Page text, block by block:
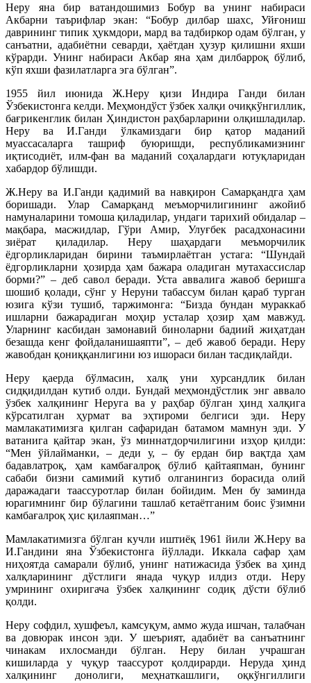
Неру яна бир ватандошимиз Бобур ва унинг набираси
Акбарни таърифлар экан: “Бобур дилбар шахс, Уйғониш
даврининг типик ҳукмдори, мард ва тадбиркор одам бўлган, у
санъатни, адабиётни севарди, ҳаётдан ҳузур қилишни яхши
кўрарди. Унинг набираси Акбар яна ҳам дилбарроқ бўлиб,
кўп яхши фазилатларга эга бўлган”.
1955 йил июнида Ж.Неру қизи Индира Ганди билан
Ўзбекистонга келди. Меҳмондўст ўзбек халқи очиқкўнгиллик,
бағрикенглик билан Ҳиндистон раҳбарларини олқишладилар.
Неру ва И.Ганди ўлкамиздаги бир қатор маданий
муассасаларга ташриф буюришди, республикамизнинг
иқтисодиёт, илм-фан ва маданий соҳалардаги ютуқларидан
хабардор бўлишди.
Ж.Неру ва И.Ганди қадимий ва навқирон Самарқандга ҳам
боришади. Улар Самарқанд меъморчилигининг ажойиб
намуналарини томоша қиладилар, ундаги тарихий обидалар –
мақбара, масжидлар, Гўри Амир, Улуғбек расадхонасини
зиёрат қиладилар. Неру шаҳардаги меъморчилик
ёдгорликларидан бирини таъмирлаётган устага: “Шундай
ёдгорликларни ҳозирда ҳам бажара оладиган мутахассислар
борми?” – деб савол беради. Уста аввалига жавоб беришга
шошиб қолади, сўнг у Неруни табассум билан қараб турган
юзига кўзи тушиб, таржимонга: “Бизда бундан мураккаб
ишларни бажарадиган моҳир усталар ҳозир ҳам мавжуд.
Уларнинг касбидан замонавий биноларни бадиий жиҳатдан
безашда кенг фойдаланишаяпти”, – деб жавоб беради. Неру
жавобдан қониққанлигини юз ишораси билан тасдиқлайди.
Неру қаерда бўлмасин, халқ уни хурсандлик билан
сидқидилдан кутиб олди. Бундай меҳмондўстлик энг аввало
ўзбек халқининг Неруга ва у раҳбар бўлган ҳинд халқига
кўрсатилган ҳурмат ва эҳтироми белгиси эди. Неру
мамлакатимизга қилган сафаридан батамом мамнун эди. У
ватанига қайтар экан, ўз миннатдорчилигини изҳор қилди:
“Мен ўйлайманки, – деди у, – бу ердан бир вақтда ҳам
бадавлатроқ, ҳам камбағалроқ бўлиб қайтаяпман, бунинг
сабаби бизни самимий кутиб олганингиз борасида олий
даражадаги таассуротлар билан бойидим. Мен бу заминда
юрагимнинг бир бўлагини ташлаб кетаётганим боис ўзимни
камбағалроқ ҳис қилаяпман…”
Мамлакатимизга бўлган кучли иштиёқ 1961 йили Ж.Неру ва
И.Гандини яна Ўзбекистонга йўллади. Иккала сафар ҳам
ниҳоятда самарали бўлиб, унинг натижасида ўзбек ва ҳинд
халқларининг дўстлиги янада чуқур илдиз отди. Неру
умрининг охиригача ўзбек халқининг содиқ дўсти бўлиб
қолди.
Неру софдил, хушфеъл, камсуқум, аммо жуда ишчан, талабчан
ва довюрак инсон эди. У шеърият, адабиёт ва санъатнинг
чинакам ихлосманди бўлган. Неру билан учрашган
кишиларда у чуқур таассурот қолдирарди. Неруда ҳинд
халқининг донолиги, меҳнаткашлиги, оқкўнгиллиги